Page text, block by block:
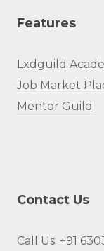
Features
Lxdguild
Job Market
Mentor Guild
Contact Us
Call Us: +91